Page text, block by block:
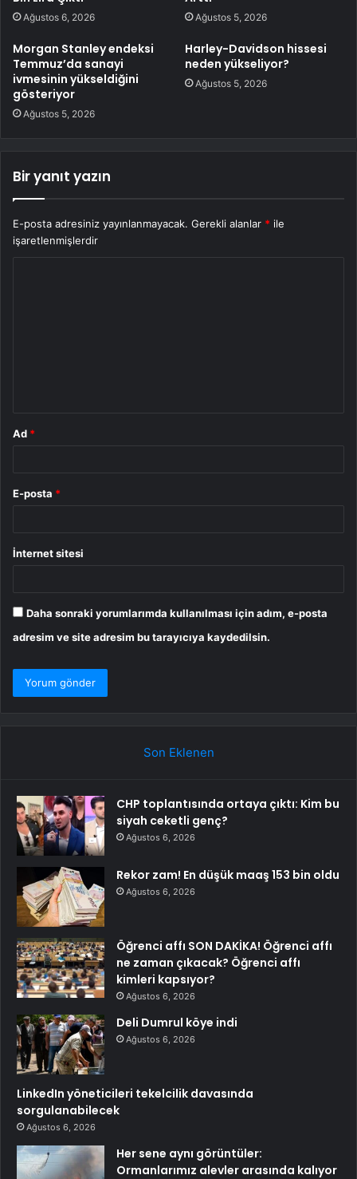
Ağustos 6, 2026 Ağustos 5, 2026
Morgan Stanley endeksi
Temmuz’da sanayi
ivmesinin yükseldiğini
gösteriyor
Ağustos 5, 2026
Harley-Davidson hissesi
neden yükseliyor?
Ağustos 5, 2026
Bir yanıt yazın
E-posta adresiniz yayınlanmayacak. Gerekli alanlar * ile
işaretlenmişlerdir
Ad *
E-posta *
İnternet sitesi
Daha sonraki yorumlarımda kullanılması için adım, e-posta
adresim ve site adresim bu tarayıcıya kaydedilsin.
Son Eklenen
CHP toplantısında ortaya çıktı: Kim bu
siyah ceketli genç?
Ağustos 6, 2026
Rekor zam! En düşük maaş 153 bin oldu
Ağustos 6, 2026
Öğrenci affı SON DAKİKA! Öğrenci affı
ne zaman çıkacak? Öğrenci affı
kimleri kapsıyor?
Ağustos 6, 2026
Deli Dumrul köye indi
Ağustos 6, 2026
LinkedIn yöneticileri tekelcilik davasında
sorgulanabilecek
Ağustos 6, 2026
Her sene aynı görüntüler:
Ormanlarımız alevler arasında kalıyor